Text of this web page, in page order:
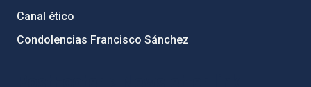
Canal ético
Condolencias Francisco Sánchez